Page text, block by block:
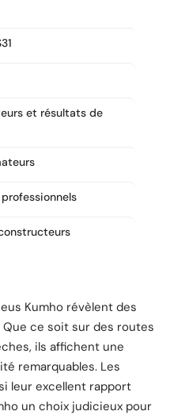
et résultats de
Kumho révèlent des
ce soit sur des routes
ils affichent une
remarquables. Les
leur excellent rapport
un choix judicieux pour